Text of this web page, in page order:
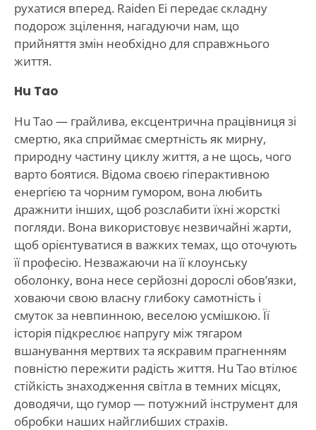
рухатися вперед. Raiden Ei передає складну
подорож зцілення, нагадуючи нам, що
прийняття змін необхідно для справжнього
життя.
Hu Tao
Hu Tao — грайлива, ексцентрична працівниця зі
смертю, яка сприймає смертність як мирну,
природну частину циклу життя, а не щось, чого
варто боятися. Відома своєю гіперактивною
енергією та чорним гумором, вона любить
дражнити інших, щоб розслабити їхні жорсткі
погляди. Вона використовує незвичайні жарти,
щоб орієнтуватися в важких темах, що оточують
її професію. Незважаючи на її клоунську
оболонку, вона несе серйозні дорослі обов’язки,
ховаючи свою власну глибоку самотність і
смуток за невпинною, веселою усмішкою. Її
історія підкреслює напругу між тягаром
вшанування мертвих та яскравим прагненням
повністю пережити радість життя. Hu Tao втілює
стійкість знаходження світла в темних місцях,
доводячи, що гумор — потужний інструмент для
обробки наших найглибших страхів.